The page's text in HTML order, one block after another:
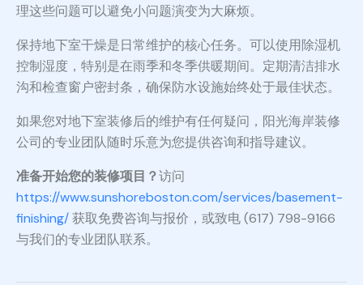
理这些问题可以避免小问题演变为大麻烦。
保持地下室干燥是日常维护的核心任务。可以使用除湿机
控制湿度，特别是在雨季和冬季供暖期间。定期清洁排水
沟和检查窗户密封条，确保防水设施始终处于最佳状态。
如果您对地下室装修后的维护有任何疑问，阳光海岸装修
公司的专业团队随时乐意为您提供咨询和指导建议。
准备开始您的装修项目？访问
https://www.sunshoreboston.com/services/basement-
finishing/获取免费咨询与报价，或致电 (617) 798-9166
与我们的专业团队联系。